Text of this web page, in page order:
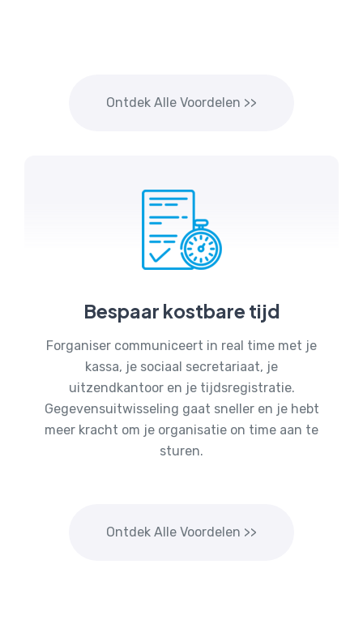
Ontdek Alle Voordelen >>
Bespaar kostbare tijd
Forganiser communiceert in real time met je
kassa, je sociaal secretariaat, je
uitzendkantoor en je tijdsregistratie.
Gegevensuitwisseling gaat sneller en je hebt
meer kracht om je organisatie on time aan te
sturen.
Ontdek Alle Voordelen >>